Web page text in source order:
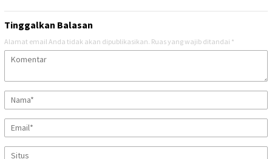
Tinggalkan Balasan
Alamat email Anda tidak akan dipublikasikan. Ruas yang wajib ditandai *